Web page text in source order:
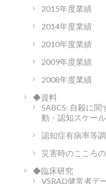
2015年度業績
2014年度業績
2010年度業績
2009年度業績
2008年度業績
◆資料
SABCS: 自殺に関
動・認知スケー
認知症有病率等
災害時のこころ
◆臨床研究
VSRAD健常者デ